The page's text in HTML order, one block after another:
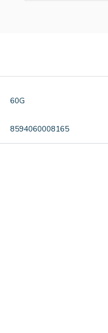
60G
8594060008165